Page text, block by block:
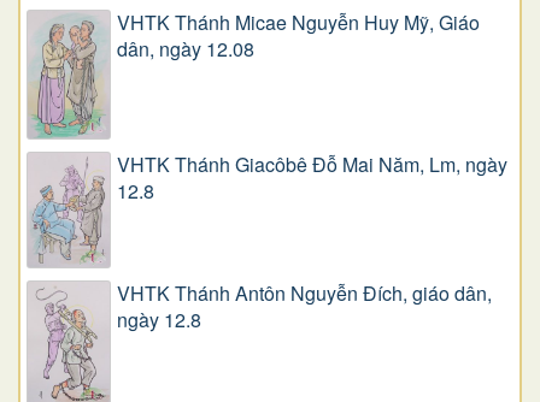
VHTK Thánh Micae Nguyễn Huy Mỹ, Giáo
dân, ngày 12.08
VHTK Thánh Giacôbê Ðỗ Mai Năm, Lm, ngày
12.8
VHTK Thánh Antôn Nguyễn Ðích, giáo dân,
ngày 12.8